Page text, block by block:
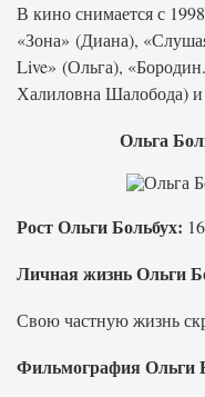
В кино снимается с
«Зона» (Диана),
Live» (Ольга),
Халиловна Шалобода) и
Ольга
Рост Ольги Больбух:
Личная жизнь Ольги
Свою частную жизнь
Фильмография Ольги